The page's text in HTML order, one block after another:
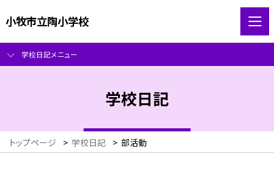
小牧市立陶小学校
学校日記メニュー
学校日記
トップページ > 学校日記 > 部活動